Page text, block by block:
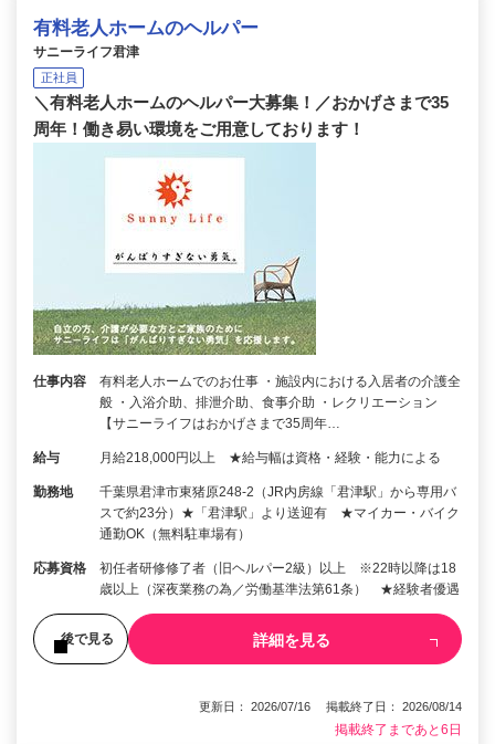
有料老人ホームのヘルパー
サニーライフ君津
正社員
＼有料老人ホームのヘルパー大募集！／おかげさまで35
周年！働き易い環境をご用意しております！
仕事内容
有料老人ホームでのお仕事 ・施設内における入居者の介護全
般 ・入浴介助、排泄介助、食事介助 ・レクリエーション
【サニーライフはおかげさまで35周年…
給与 月給218,000円以上 ★給与幅は資格・経験・能力による
勤務地
千葉県君津市東猪原248-2（JR内房線「君津駅」から専用バ
スで約23分）★「君津駅」より送迎有 ★マイカー・バイク
通勤OK（無料駐車場有）
応募資格
初任者研修修了者（旧ヘルパー2級）以上 ※22時以降は18
歳以上（深夜業務の為／労働基準法第61条） ★経験者優遇
後で見る 詳細を見る
更新日： 2026/07/16 掲載終了日： 2026/08/14
掲載終了まであと6日